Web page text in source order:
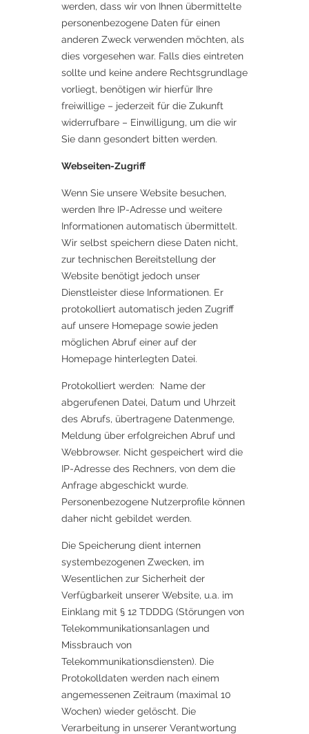
werden, dass wir von Ihnen übermittelte
personenbezogene Daten für einen
anderen Zweck verwenden möchten, als
dies vorgesehen war. Falls dies eintreten
sollte und keine andere Rechtsgrundlage
vorliegt, benötigen wir hierfür Ihre
freiwillige – jederzeit für die Zukunft
widerrufbare – Einwilligung, um die wir
Sie dann gesondert bitten werden.
Webseiten-Zugriff
Wenn Sie unsere Website besuchen,
werden Ihre IP-Adresse und weitere
Informationen automatisch übermittelt.
Wir selbst speichern diese Daten nicht,
zur technischen Bereitstellung der
Website benötigt jedoch unser
Dienstleister diese Informationen. Er
protokolliert automatisch jeden Zugriff
auf unsere Homepage sowie jeden
möglichen Abruf einer auf der
Homepage hinterlegten Datei.
Protokolliert werden: Name der
abgerufenen Datei, Datum und Uhrzeit
des Abrufs, übertragene Datenmenge,
Meldung über erfolgreichen Abruf und
Webbrowser. Nicht gespeichert wird die
IP-Adresse des Rechners, von dem die
Anfrage abgeschickt wurde.
Personenbezogene Nutzerprofile können
daher nicht gebildet werden.
Die Speicherung dient internen
systembezogenen Zwecken, im
Wesentlichen zur Sicherheit der
Verfügbarkeit unserer Website, u.a. im
Einklang mit § 12 TDDDG (Störungen von
Telekommunikationsanlagen und
Missbrauch von
Telekommunikationsdiensten). Die
Protokolldaten werden nach einem
angemessenen Zeitraum (maximal 10
Wochen) wieder gelöscht. Die
Verarbeitung in unserer Verantwortung